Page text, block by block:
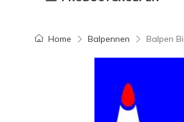
Home Balpennen Balpen